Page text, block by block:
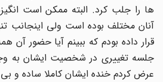
ها را جلب کرد. البته ممکن است
آنان مختلف بوده است ولی اینجانب
قرار داده بودم که ببینم آیا حضور آن
جلسه تغییری در شخصیت ایشان به
عرض کردم خنده ایشان کاملا ساده و بی